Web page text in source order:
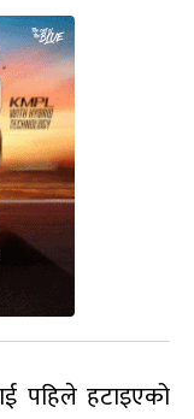
पहिले हटाइएको